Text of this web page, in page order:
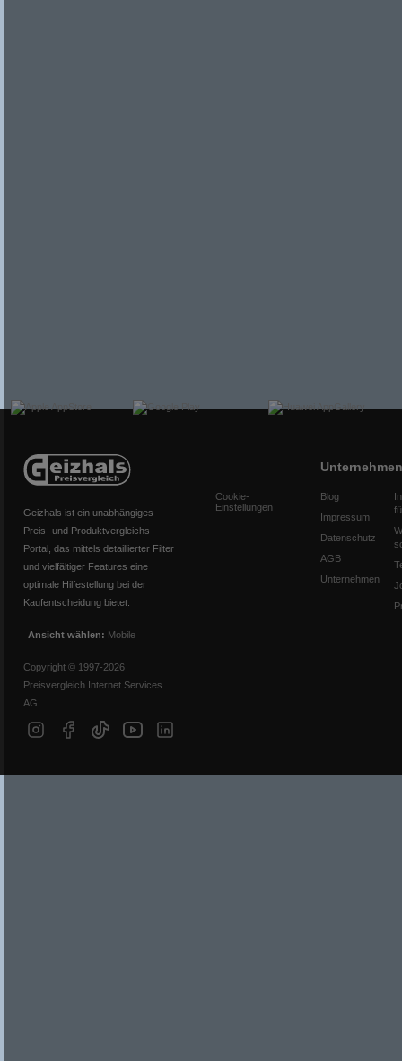
Geizhals ist ein unabhängiges
Preis- und Produktvergleichs-
Portal, das mittels detaillierter Filter
und vielfältiger Features eine
optimale Hilfestellung bei der
Kaufentscheidung bietet.
Ansicht wählen: Mobile
Copyright © 1997-2026
Preisvergleich Internet Services
AG
Cookie-
Einstellungen
Unternehmen
Blog
Impressum
Datenschutz
AGB
Unternehmen